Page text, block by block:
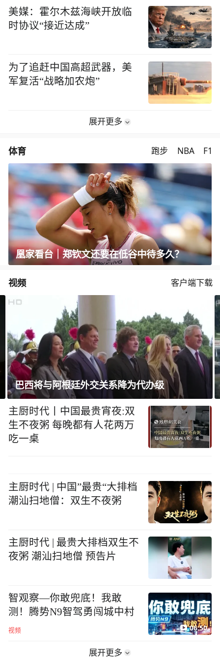
美媒：霍尔木兹海峡开放临
时协议“接近达成”
为了追赶中国高超武器，美
军复活“战略加农炮”
展开更多
体育 跑步 NBA F1
凰家看台｜郑钦文还要在低谷中待多久？
视频 客户端下载
不满坡度与外观，特朗普命重建白宫停机坪
主厨时代丨中国最贵宵夜:双
生不夜粥 每晚都有人花两万
吃一桌
主厨时代 | 中国”最贵“大排档
潮汕扫地僧：双生不夜粥
主厨时代 | 最贵大排档双生不
夜粥 潮汕扫地僧 预告片
智观察—你敢兜底！我敢
测！腾势N9智驾勇闯城中村
视频 06:50
展开更多